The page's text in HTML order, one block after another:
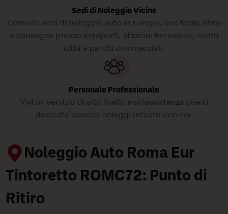
Sedi di Noleggio Vicine
Comode sedi di noleggio auto in Europa, con facile ritiro
e consegna presso aeroporti, stazioni ferroviarie, centri
città e parchi commerciali.
Personale Professionale
Vivi un servizio di alto livello e un'assistenza clienti
dedicata quando noleggi un'auto con noi.
Noleggio Auto Roma Eur
Tintoretto ROMC72: Punto di
Ritiro